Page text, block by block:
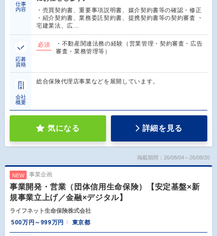
仕事
内容
・売買契約書、重要事項説明書、媒介契約書等の確認・修正
・紹介契約書、業務委託契約書、提携契約書等の契約審査 ・
宅建業法、広…
応募
資格
必須
・不動産関連法務の経験（営業管理・契約審査・広告
審査・業務管理等）
会社
概要
総合保険代理店事業などを展開しています。
気になる 詳細を見る
掲載期間：26/08/04～26/08/20
NEW 事業企画
事業開発・営業（団体信用生命保険）【安定基盤×新
規事業立上げ／金融×デジタル】
ライフネット生命保険株式会社
500万円～999万円
東京都